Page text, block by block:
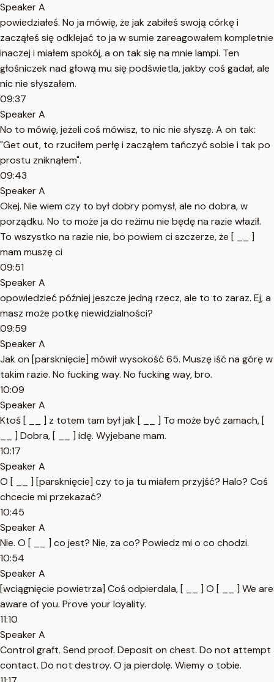
Speaker A
powiedziałeś. No ja mówię, że jak zabiłeś swoją córkę i
zacząłeś się odklejać to ja w sumie zareagowałem kompletnie
inaczej i miałem spokój, a on tak się na mnie lampi. Ten
głośniczek nad głową mu się podświetla, jakby coś gadał, ale
nic nie słyszałem.
09:37
Speaker A
No to mówię, jeżeli coś mówisz, to nic nie słyszę. A on tak:
"Get out, to rzuciłem perłę i zacząłem tańczyć sobie i tak po
prostu zniknąłem".
09:43
Speaker A
Okej. Nie wiem czy to był dobry pomysł, ale no dobra, w
porządku. No to może ja do reżimu nie będę na razie właził.
To wszystko na razie nie, bo powiem ci szczerze, że [ __ ]
mam muszę ci
09:51
Speaker A
opowiedzieć później jeszcze jedną rzecz, ale to to zaraz. Ej, a
masz może potkę niewidzialności?
09:59
Speaker A
Jak on [parsknięcie] mówił wysokość 65. Muszę iść na górę w
takim razie. No fucking way. No fucking way, bro.
10:09
Speaker A
Ktoś [ __ ] z totem tam był jak [ __ ] To może być zamach, [
__ ] Dobra, [ __ ] idę. Wyjebane mam.
10:17
Speaker A
O [ __ ] [parsknięcie] czy to ja tu miałem przyjść? Halo? Coś
chcecie mi przekazać?
10:45
Speaker A
Nie. O [ __ ] co jest? Nie, za co? Powiedz mi o co chodzi.
10:54
Speaker A
[wciągnięcie powietrza] Coś odpierdala, [ __ ] O [ __ ] We are
aware of you. Prove your loyality.
11:10
Speaker A
Control graft. Send proof. Deposit on chest. Do not attempt
contact. Do not destroy. O ja pierdolę. Wiemy o tobie.